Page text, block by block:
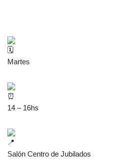
Martes
14 – 16hs
Salón Centro de Jubilados